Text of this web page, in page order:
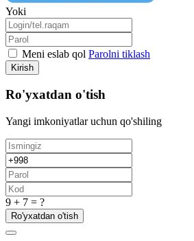
Yoki
Meni eslab qol Parolni tiklash
Kirish
Ro'yxatdan o'tish
Yangi imkoniyatlar uchun qo'shiling
9 + 7 = ?
Ro'yxatdan o'tish